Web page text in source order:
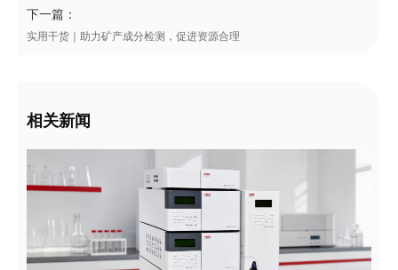
下一篇：
实用干货｜助力矿产成分检测，促进资源合理
相关新闻